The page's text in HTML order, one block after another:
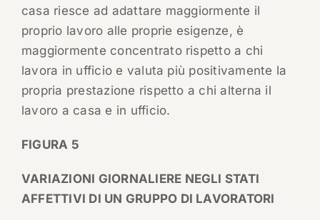
casa riesce ad adattare maggiormente il
proprio lavoro alle proprie esigenze, è
maggiormente concentrato rispetto a chi
lavora in ufficio e valuta più positivamente la
propria prestazione rispetto a chi alterna il
lavoro a casa e in ufficio.
FIGURA 5
VARIAZIONI GIORNALIERE NEGLI STATI
AFFETTIVI DI UN GRUPPO DI LAVORATORI